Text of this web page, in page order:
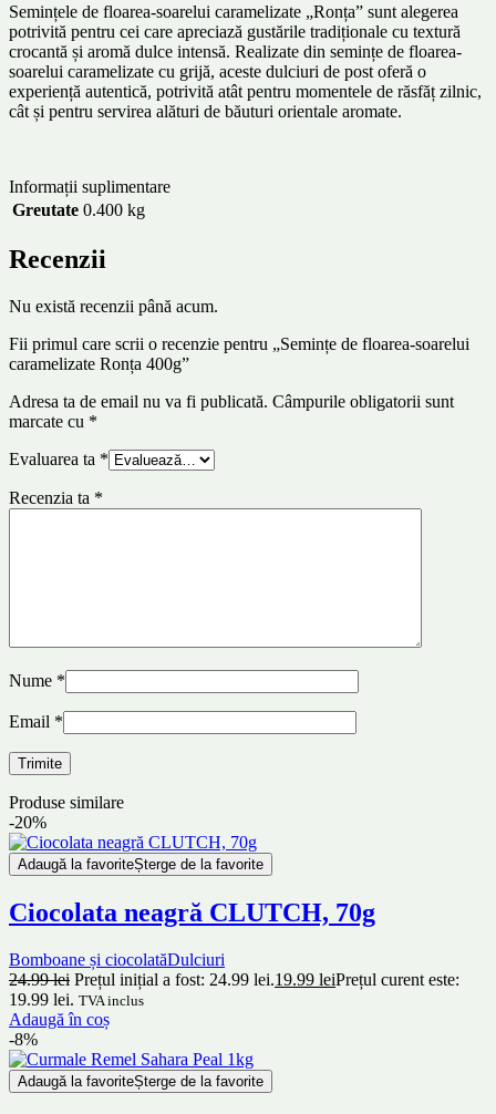
Semințele de floarea-soarelui caramelizate „Ronța” sunt alegerea
potrivită pentru cei care apreciază gustările tradiționale cu textură
crocantă și aromă dulce intensă. Realizate din semințe de floarea-
soarelui caramelizate cu grijă, aceste dulciuri de post oferă o
experiență autentică, potrivită atât pentru momentele de răsfăț zilnic,
cât și pentru servirea alături de băuturi orientale aromate.
Informații suplimentare
Greutate 0.400 kg
Recenzii
Nu există recenzii până acum.
Fii primul care scrii o recenzie pentru „Semințe de floarea-soarelui
caramelizate Ronța 400g”
Adresa ta de email nu va fi publicată. Câmpurile obligatorii sunt
marcate cu *
Evaluarea ta *
Recenzia ta *
Nume *
Email *
Produse similare
-20%
Adaugă la favoriteȘterge de la favorite
Ciocolata neagră CLUTCH, 70g
Bomboane și ciocolatăDulciuri
24.99lei Prețul inițial a fost: 24.99 lei.19.99 leiPrețul curent este:
19.99 lei. TVA inclus
Adaugă în coș
-8%
Adaugă la favoriteȘterge de la favorite